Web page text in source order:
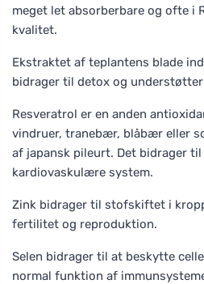
meget let absorberbare og ofte i
kvalitet.
Ekstraktet af teplantens blade
bidrager til detox og
Resveratrol er en anden
vindruer, tranebær, blåbær eller
af japansk pileurt. Det bidrager
kardiovaskulære system.
Zink bidrager til stofskiftet i
fertilitet og reproduktion.
Selen bidrager til at beskytte
normal funktion af